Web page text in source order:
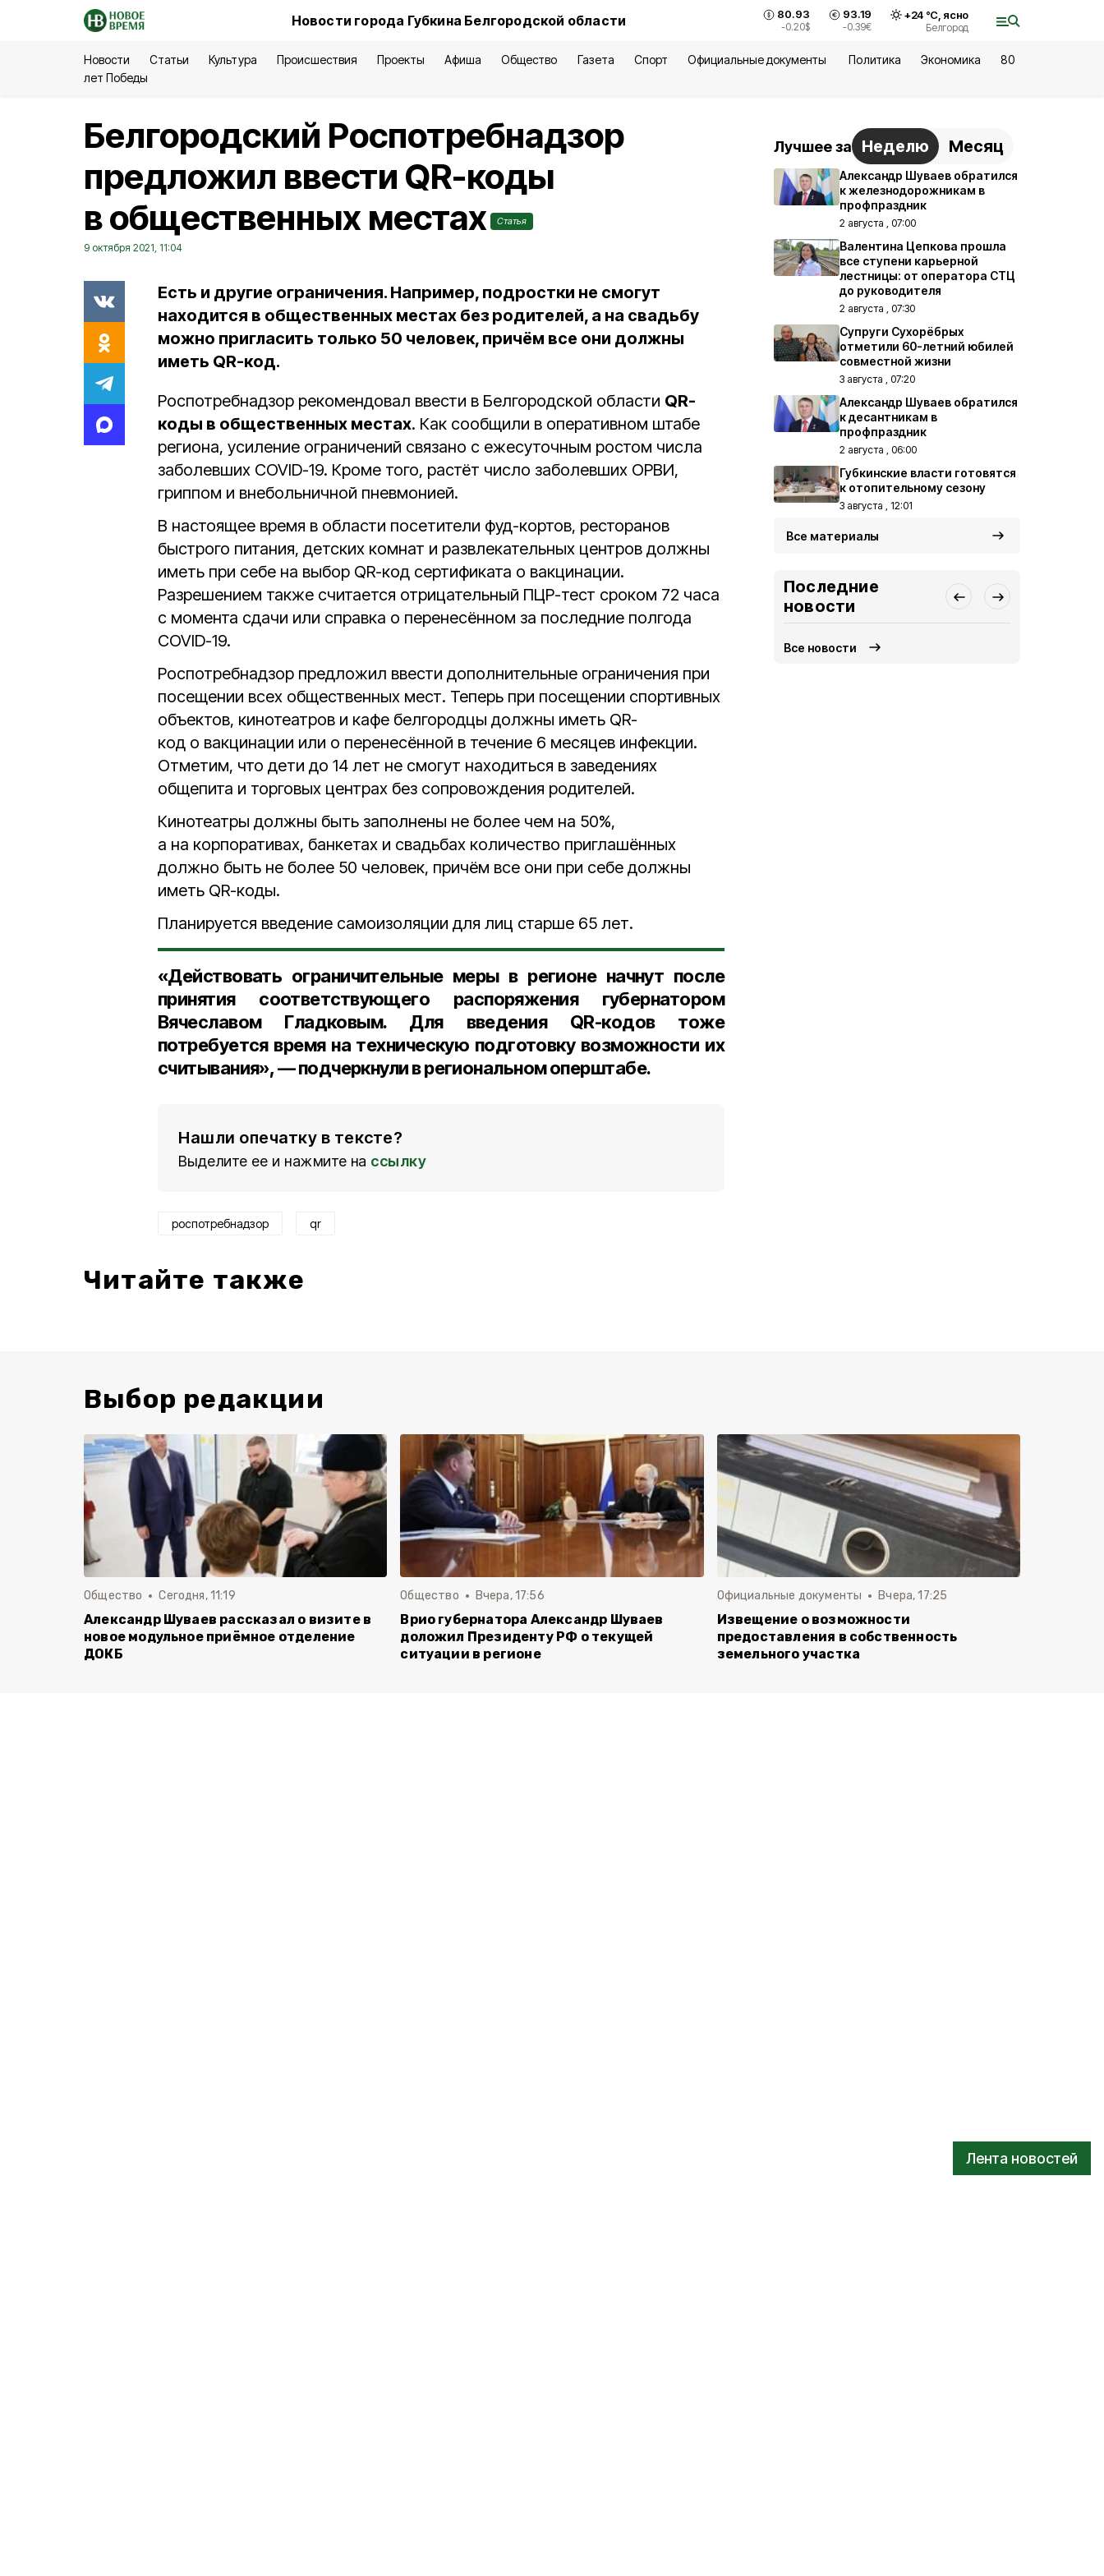
Новости города Губкина Белгородской области 80.93
-0.20$
93.19
-0.39€
+24°С, ясно
Белгород
Новости Статьи Культура Происшествия Проекты Афиша Общество Газета Спорт Официальные документы Политика Экономика
80
лет Победы
Лента новостей
Белгородский Роспотребнадзор
предложил ввести QR-коды
в общественных местах
Статья
9 октября 2021, 11:04
Есть и другие ограничения. Например, подростки не смогут
находится в общественных местах без родителей, а на свадьбу
можно пригласить только 50 человек, причём все они должны
иметь QR-код.
Роспотребнадзор рекомендовал ввести в Белгородской области QR-
коды в общественных местах. Как сообщили в оперативном штабе
региона, усиление ограничений связано с ежесуточным ростом числа
заболевших COVID-19. Кроме того, растёт число заболевших ОРВИ,
гриппом и внебольничной пневмонией.
В настоящее время в области посетители фуд-кортов, ресторанов
быстрого питания, детских комнат и развлекательных центров должны
иметь при себе на выбор QR-код сертификата о вакцинации.
Разрешением также считается отрицательный ПЦР-тест сроком 72 часа
с момента сдачи или справка о перенесённом за последние полгода
COVID-19.
Роспотребнадзор предложил ввести дополнительные ограничения при
посещении всех общественных мест. Теперь при посещении спортивных
объектов, кинотеатров и кафе белгородцы должны иметь QR-
код о вакцинации или о перенесённой в течение 6 месяцев инфекции.
Отметим, что дети до 14 лет не смогут находиться в заведениях
общепита и торговых центрах без сопровождения родителей.
Кинотеатры должны быть заполнены не более чем на 50%,
а на корпоративах, банкетах и свадьбах количество приглашённых
должно быть не более 50 человек, причём все они при себе должны
иметь QR-коды.
Планируется введение самоизоляции для лиц старше 65 лет.
«Действовать ограничительные меры в регионе начнут после
принятия соответствующего распоряжения губернатором
Вячеславом Гладковым. Для введения QR-кодов тоже
потребуется время на техническую подготовку возможности их
считывания», — подчеркнули в региональном оперштабе.
Нашли опечатку в тексте?
Выделите ее и нажмите на ссылку
роспотребнадзор qr
Читайте также
Лучшее за Неделю Месяц
Александр Шуваев обратился
к железнодорожникам в
профпраздник
2 августа , 07:00
Валентина Цепкова прошла
все ступени карьерной
лестницы: от оператора СТЦ
до руководителя
2 августа , 07:30
Супруги Сухорёбрых
отметили 60-летний юбилей
совместной жизни
3 августа , 07:20
Александр Шуваев обратился
к десантникам в
профпраздник
2 августа , 06:00
Губкинские власти готовятся
к отопительному сезону
3 августа , 12:01
Все материалы
Последние
новости
Все новости
Выбор редакции
Общество Сегодня, 11:19
Александр Шуваев рассказал о визите в
новое модульное приёмное отделение
ДОКБ
Общество Вчера, 17:56
Врио губернатора Александр Шуваев
доложил Президенту РФ о текущей
ситуации в регионе
Официальные документы Вчера, 17:25
Извещение о возможности
предоставления в собственность
земельного участка